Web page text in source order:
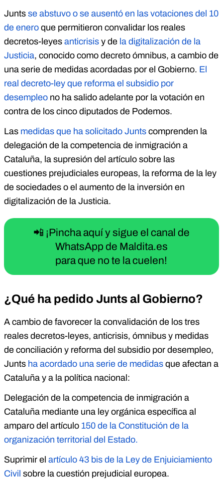
Junts se abstuvo o se ausentó en las votaciones del 10
de enero que permitieron convalidar los reales
decretos-leyes anticrisis y de la digitalización de la
Justicia, conocido como decreto ómnibus, a cambio de
una serie de medidas acordadas por el Gobierno. El
real decreto-ley que reforma el subsidio por
desempleo no ha salido adelante por la votación en
contra de los cinco diputados de Podemos.
Las medidas que ha solicitado Junts comprenden la
delegación de la competencia de inmigración a
Cataluña, la supresión del artículo sobre las
cuestiones prejudiciales europeas, la reforma de la ley
de sociedades o el aumento de la inversión en
digitalización de la Justicia.
📲 ¡Pincha aquí y sigue el canal de
WhatsApp de Maldita.es
para que no te la cuelen!
¿Qué ha pedido Junts al Gobierno?
A cambio de favorecer la convalidación de los tres
reales decretos-leyes, anticrisis, ómnibus y medidas
de conciliación y reforma del subsidio por desempleo,
Junts ha acordado una serie de medidas que afectan a
Cataluña y a la política nacional:
Delegación de la competencia de inmigración a
Cataluña mediante una ley orgánica específica al
amparo del artículo 150 de la Constitución de la
organización territorial del Estado.
Suprimir el artículo 43 bis de la Ley de Enjuiciamiento
Civil sobre la cuestión prejudicial europea.